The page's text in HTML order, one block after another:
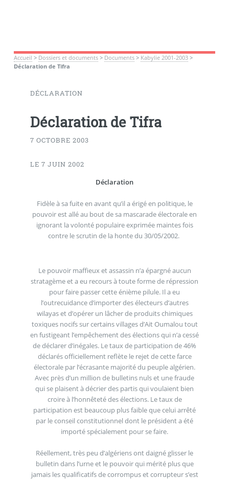
Accueil > Dossiers et documents> Documents> Kabylie 2001-2003>
Déclaration de Tifra
DÉCLARATION
Déclaration de Tifra
7 OCTOBRE 2003
LE 7 JUIN 2002
Déclaration
Fidèle à sa fuite en avant qu’il a érigé en politique, le
pouvoir est allé au bout de sa mascarade électorale en
ignorant la volonté populaire exprimée maintes fois
contre le scrutin de la honte du 30/05/2002.
Le pouvoir maffieux et assassin n’a épargné aucun
stratagème et a eu recours à toute forme de répression
pour faire passer cette énième pilule. Il a eu
l’outrecuidance d’importer des électeurs d’autres
wilayas et d’opérer un lâcher de produits chimiques
toxiques nocifs sur certains villages d’Ait Oumalou tout
en fustigeant l’empêchement des élections qui n’a cessé
de déclarer d’inégales. Le taux de participation de 46%
déclarés officiellement reflète le rejet de cette farce
électorale par l’écrasante majorité du peuple algérien.
Avec près d’un million de bulletins nuls et une fraude
qui se plaisent à décrier des partis qui voulaient bien
croire à l’honnêteté des élections. Le taux de
participation est beaucoup plus faible que celui arrêté
par le conseil constitutionnel dont le président a été
importé spécialement pour se faire.
Réellement, très peu d’algériens ont daigné glisser le
bulletin dans l’urne et le pouvoir qui mérité plus que
jamais les qualificatifs de corrompus et corrupteur s’est